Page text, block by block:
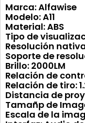
Marca: Alfawise
Modelo: A11
Material: ABS
Tipo de
Resolución
Soporte de
Brillo: 2000LM
Relación de
Relación de tiro:
Distancia de
Tamañp de
Escala de la